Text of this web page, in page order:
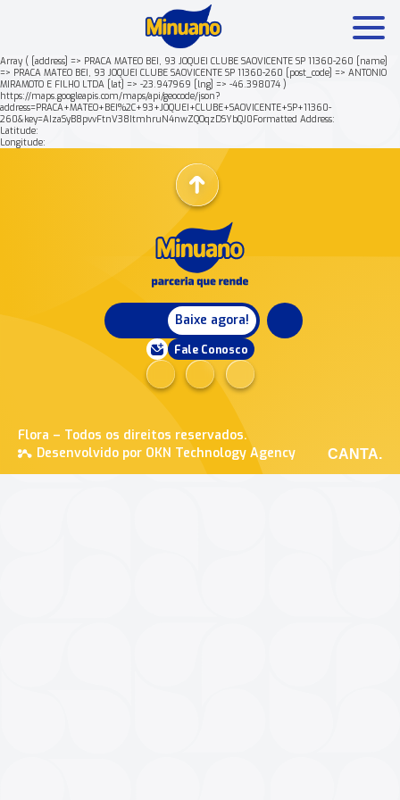
Array ( [address] => PRACA MATEO BEI, 93 JOQUEI CLUBE SAOVICENTE SP 11360-260 [name]
=> PRACA MATEO BEI, 93 JOQUEI CLUBE SAOVICENTE SP 11360-260 [post_code] => ANTONIO
MIRAMOTO E FILHO LTDA [lat] => -23.947969 [lng] => -46.398074 )
https://maps.googleapis.com/maps/api/geocode/json?
address=PRACA+MATEO+BEI%2C+93+JOQUEI+CLUBE+SAOVICENTE+SP+11360-
260&key=AIzaSyB8pvvFtnV38ItmhruN4nwZQOqzDSYbQJ0Formatted Address:
Latitude:
Longitude:
Baixe agora!
Fale Conosco
Flora – Todos os direitos reservados.
Desenvolvido por OKN Technology Agency
CANTA.
Mais buscados: Produtos Minuano Rende +
Nossa história